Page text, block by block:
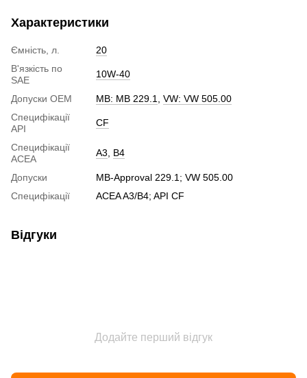
Характеристики
Ємність, л.
20
В'язкість по
SAE
10W-40
Допуски ОЕМ MB: MB 229.1
VW: VW 505.00
Специфікації
API
CF
Специфікації
ACEA
A3 B4
Допуски
MB-Approval 229.1; VW 505.00
Специфікації
ACEA A3/B4; API CF
Відгуки
Додайте перший відгук